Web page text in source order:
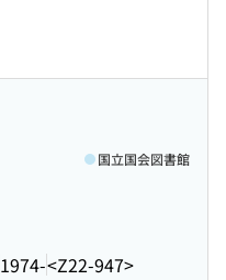
1974-<Z22-947>
国立国会図書館